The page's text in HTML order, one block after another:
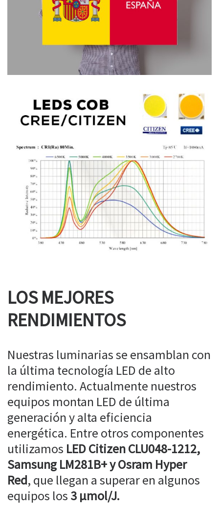
LOS MEJORES
RENDIMIENTOS
Nuestras luminarias se ensamblan con
la última tecnología LED de alto
rendimiento. Actualmente nuestros
equipos montan LED de última
generación y alta eficiencia
energética. Entre otros componentes
utilizamos LED Citizen CLU048-1212,
Samsung LM281B+ y Osram Hyper
Red, que llegan a superar en algunos
equipos los 3 µmol/J.